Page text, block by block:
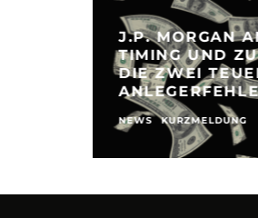
J.P. MORGAN
TIMING UND
DIE ZWEI
NEWS KURZMELDUNG